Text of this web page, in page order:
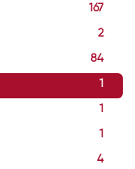
167
2
84
1
1
1
4